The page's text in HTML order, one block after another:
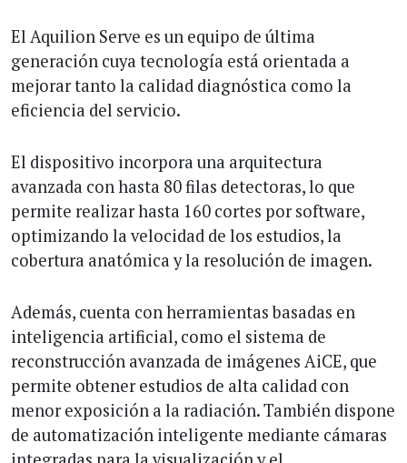
El Aquilion Serve es un equipo de última
generación cuya tecnología está orientada a
mejorar tanto la calidad diagnóstica como la
eficiencia del servicio.
El dispositivo incorpora una arquitectura
avanzada con hasta 80 filas detectoras, lo que
permite realizar hasta 160 cortes por software,
optimizando la velocidad de los estudios, la
cobertura anatómica y la resolución de imagen.
Además, cuenta con herramientas basadas en
inteligencia artificial, como el sistema de
reconstrucción avanzada de imágenes AiCE, que
permite obtener estudios de alta calidad con
menor exposición a la radiación. También dispone
de automatización inteligente mediante cámaras